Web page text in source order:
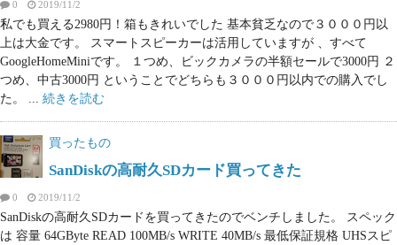
0 2019/11/2
私でも買える2980円！箱もきれいでした 基本貧乏なので３０００円以
上は大金です。 スマートスピーカーは活用していますが 、すべて
GoogleHomeMiniです。 １つめ、ビックカメラの半額セールで3000円 ２
つめ、中古3000円 ということでどちらも３０００円以内での購入でし
た。 ... 続きを読む
買ったもの
SanDiskの高耐久SDカード買ってきた
0 2019/11/2
SanDiskの高耐久SDカードを買ってきたのでベンチしました。 スペック
は 容量 64GByte READ 100MB/s WRITE 40MB/s 最低保証規格 UHSスピ